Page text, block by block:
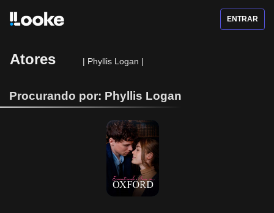
ENTRAR
Atores | Phyllis Logan |
Procurando por: Phyllis Logan
Encontrando o
Amor em Oxford